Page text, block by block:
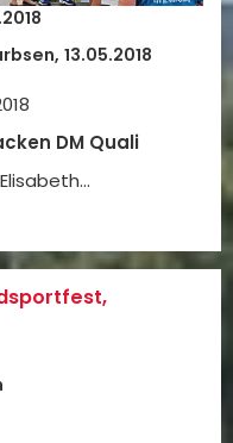
13.05.2018
DM Quali